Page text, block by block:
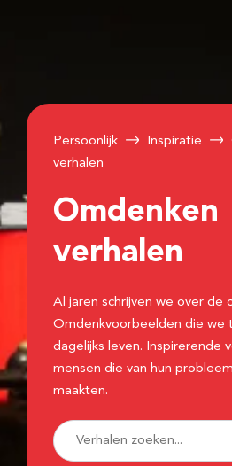
Persoonlijk Inspiratie
verhalen
Omdenken
verhalen
Al jaren schrijven we over de
Omdenkvoorbeelden die we
dagelijks leven. Inspirerende
mensen die van hun
maakten.